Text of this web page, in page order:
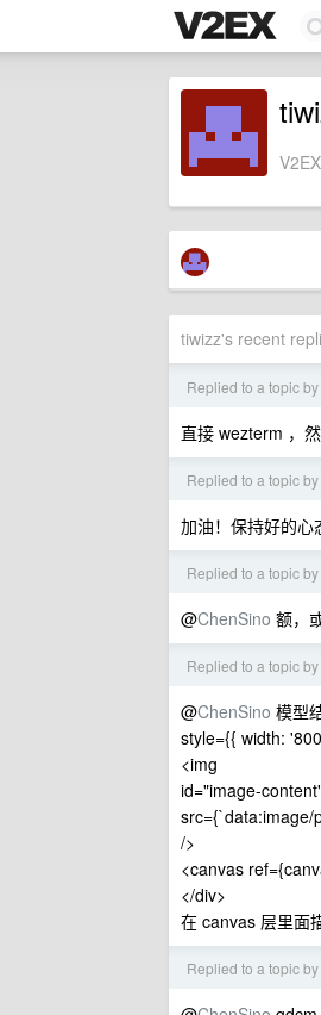
tiwizz's recent
Replied to a topic by
直接 wezterm ，
Replied to a topic by
加油！保持好的心
Replied to a topic by
@ChenSino 额，
Replied to a topic by
@ChenSino 模型
style={{ width:
<img
id="image-
src={`data:image/
/>
<canvas
</div>
在 canvas 层里面
Replied to a topic by